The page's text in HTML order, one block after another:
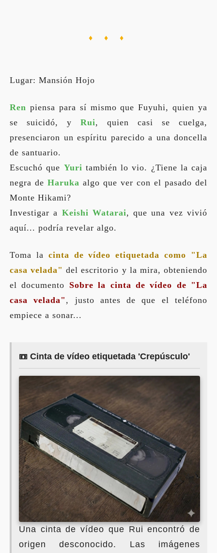
♦ ♦ ♦
Lugar: Mansión Hojo
Ren piensa para sí mismo que Fuyuhi, quien ya
se suicidó, y Rui, quien casi se cuelga,
presenciaron un espíritu parecido a una doncella
de santuario.
Escuchó que Yuri también lo vio. ¿Tiene la caja
negra de Haruka algo que ver con el pasado del
Monte Hikami?
Investigar a Keishi Watarai, que una vez vivió
aquí... podría revelar algo.
Toma la cinta de vídeo etiquetada como "La
casa velada" del escritorio y la mira, obteniendo
el documento Sobre la cinta de vídeo de "La
casa velada" , justo antes de que el teléfono
empiece a sonar...
📼 Cinta de vídeo etiquetada 'Crepúsculo'
Una cinta de vídeo que Rui encontró de
origen desconocido. Las imágenes